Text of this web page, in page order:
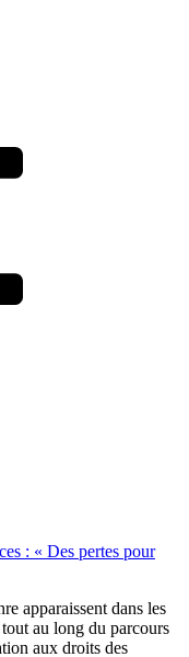
: « Des pertes pour
apparaissent dans les
au long du parcours
aux droits des